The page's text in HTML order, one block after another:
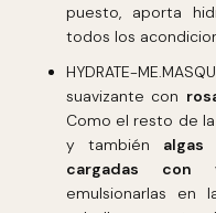
puesto, aporta
todos los
HYDRATE-
suavizante con
Como el resto de
y también algas
cargadas con
emulsionarlas